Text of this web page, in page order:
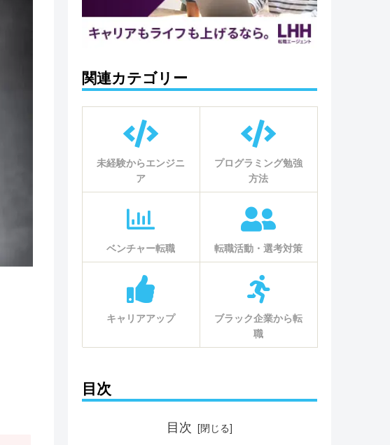
関連カテゴリー
未経験からエンジニ
ア
プログラミング勉強
方法
ベンチャー転職 転職活動・選考対策
キャリアアップ
ブラック企業から転
職
目次
目次